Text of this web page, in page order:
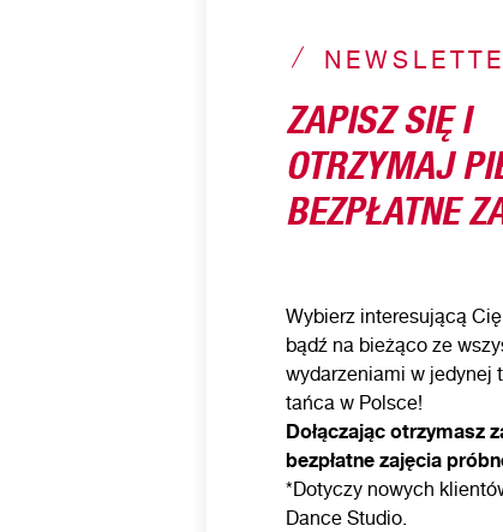
ZAPISZ SIĘ I
OTRZYMAJ
BEZPŁATNE
Wybierz interesującą
bądź na bieżąco ze
wydarzeniami w jedynej
tańca w Polsce!
Dołączając otrzymasz
bezpłatne zajęcia
*Dotyczy nowych
Dance Studio.